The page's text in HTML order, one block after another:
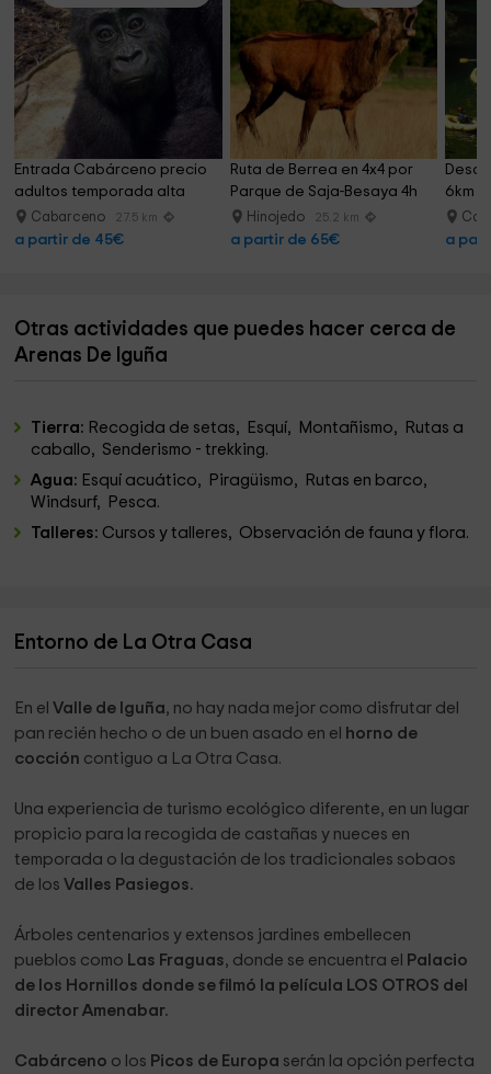
Entrada Cabárceno precio
adultos temporada alta
Cabarceno 27.5 km
a partir de 45€
Ruta de Berrea en 4x4 por
Parque de Saja-Besaya 4h
Hinojedo 25.2 km
a partir de 65€
6km y
a
Otras actividades que puedes hacer cerca de
Arenas De Iguña
Tierra: Recogida de setas, Esquí, Montañismo, Rutas a
caballo, Senderismo - trekking.
Agua: Esquí acuático, Piragüismo, Rutas en barco,
Windsurf, Pesca.
Talleres: Cursos y talleres, Observación de fauna y flora.
Entorno de La Otra Casa
En el Valle de Iguña, no hay nada mejor como disfrutar del
pan recién hecho o de un buen asado en el
horno de
cocción contiguo a La Otra Casa.
Una experiencia de turismo ecológico diferente, en un lugar
propicio para la recogida de castañas y nueces en
temporada o la degustación de los tradicionales sobaos
de los Valles Pasiegos.
Árboles centenarios y extensos jardines embellecen
pueblos como Las Fraguas, donde se encuentra el
Palacio
de los Hornillos donde se filmó la película LOS OTROS del
director Amenabar.
Cabárceno o los Picos de Europa serán la opción perfecta